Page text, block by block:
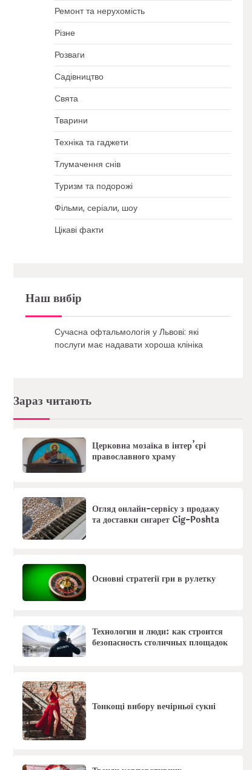
Ремонт та нерухомість
Різне
Розваги
Садівництво
Свята
Тварини
Техніка та гаджети
Тлумачення снів
Туризм та подорожі
Фільми, серіали, шоу
Цікаві факти
Наш вибір
Сучасна офтальмологія у Львові: які
послуги має надавати хороша клініка
Зараз читають
Церковна мозаїка в інтер’єрі
православного храму
Огляд онлайн-сервісу з продажу
та доставки сигарет Cig-Poshta
Основні стратегії гри в рулетку
Технологии и люди: как строится
безопасность столичных площадок
Тонкощі вибору вечірньої сукні